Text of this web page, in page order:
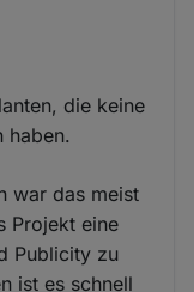
die keine
haben.
war das meist
Projekt eine
Publicity zu
ist es schnell